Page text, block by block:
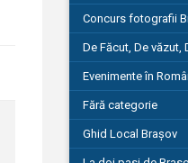
Concurs fotografii
De Făcut, De
149
Evenimente în
Fără categorie
Ghid Local Brașov